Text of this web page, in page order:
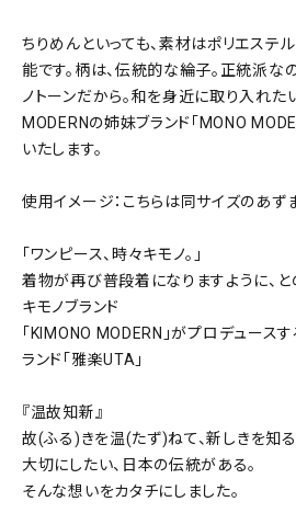
ちりめんといっても、素材はポリエステ
能です。柄は、伝統的な綸子。正統派な
ノトーンだから。和を身近に取り入れた
MODERNの姉妹ブランド「MONO
いたします。
使用イメージ：こちらは同サイズのあず
「ワンピース、時々キモノ。」
着物が再び普段着になりますように、
キモノブランド
「KIMONO MODERN」がプロデュース
ランド「雅楽UTA」
『温故知新』
故(ふる)きを温(たず)ねて、新しきを知る
大切にしたい、日本の伝統がある。
そんな想いをカタチにしました。